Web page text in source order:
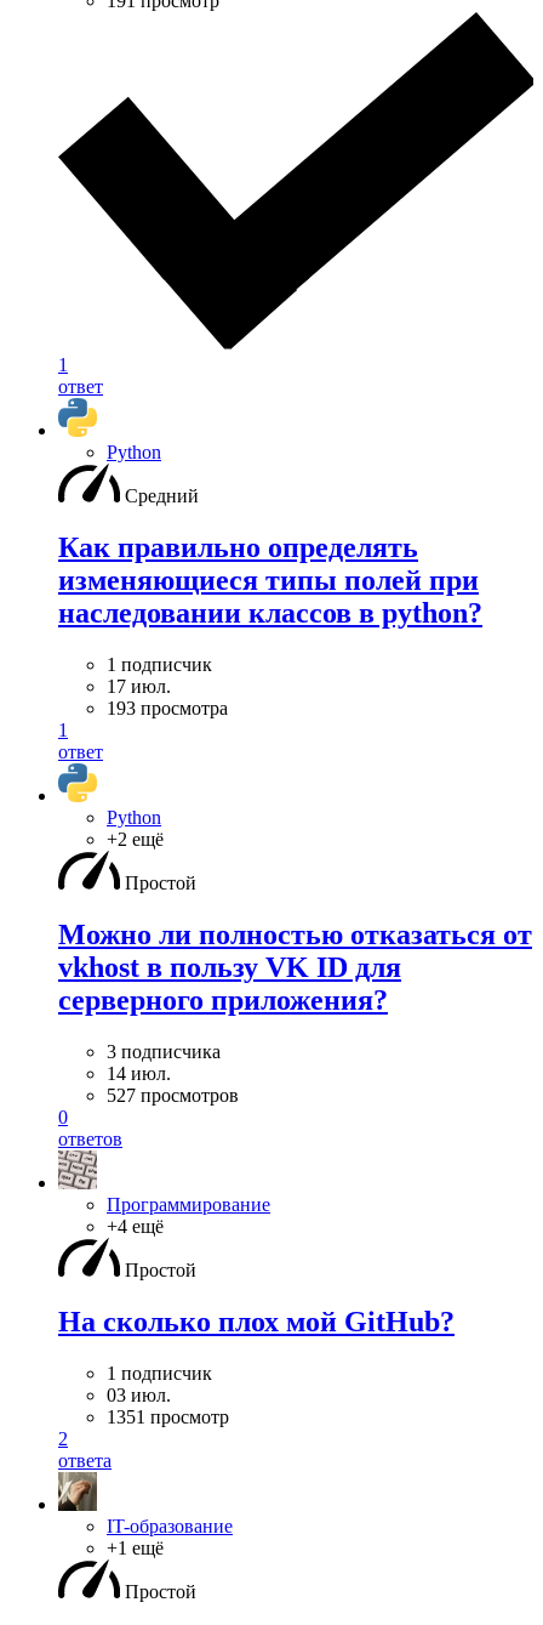
1
ответ
Python
Средний
Как правильно определять
изменяющиеся типы полей при
наследовании классов в python?
1 подписчик
17 июл.
193 просмотра
1
ответ
Python
+2 ещё
Простой
Можно ли полностью отказаться от
vkhost в пользу VK ID для
серверного приложения?
3 подписчика
14 июл.
527 просмотров
0
ответов
Программирование
+4 ещё
Простой
На сколько плох мой GitHub?
1 подписчик
03 июл.
1351 просмотр
2
ответа
IT-образование
+1 ещё
Простой